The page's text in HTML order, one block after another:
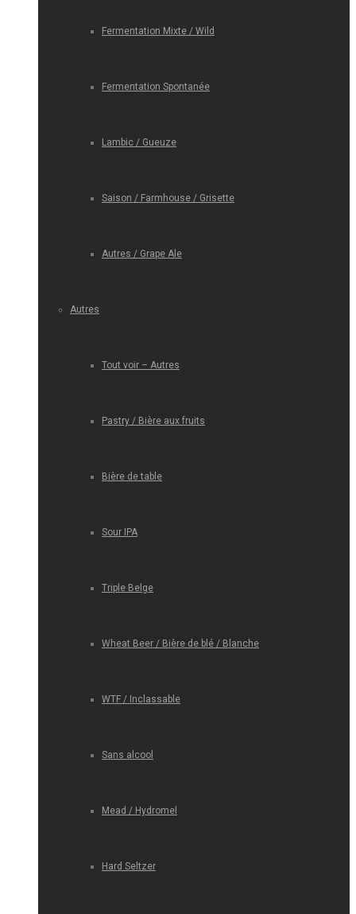
Fermentation Mixte / Wild
Fermentation Spontanée
Lambic / Gueuze
Saison / Farmhouse / Grisette
Autres / Grape Ale
Autres
Tout voir – Autres
Pastry / Bière aux fruits
Bière de table
Sour IPA
Triple Belge
Wheat Beer / Bière de blé / Blanche
WTF / Inclassable
Sans alcool
Mead / Hydromel
Hard Seltzer